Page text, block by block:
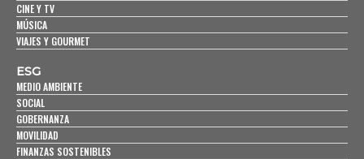
CINE Y TV
MÚSICA
VIAJES Y GOURMET
ESG
MEDIO AMBIENTE
SOCIAL
GOBERNANZA
MOVILIDAD
FINANZAS SOSTENIBLES